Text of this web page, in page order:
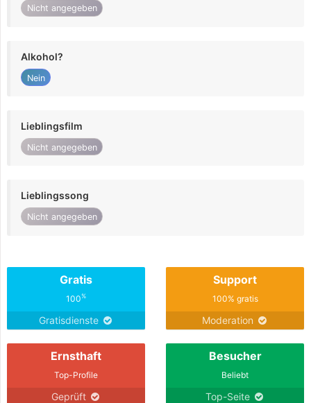
Nicht angegeben
Alkohol?
Nein
Lieblingsfilm
Nicht angegeben
Lieblingssong
Nicht angegeben
Gratis
100%
Gratisdienste
Support
100% gratis
Moderation
Ernsthaft
Top-Profile
Geprüft
Besucher
Beliebt
Top-Seite